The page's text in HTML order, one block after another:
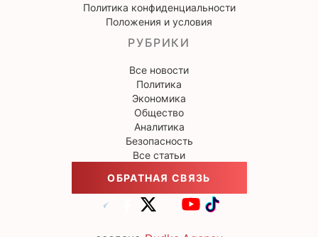
Политика конфиденциальности
Положения и условия
РУБРИКИ
Все новости
Политика
Экономика
Общество
Аналитика
Безопасность
Все статьи
ОБРАТНАЯ СВЯЗЬ